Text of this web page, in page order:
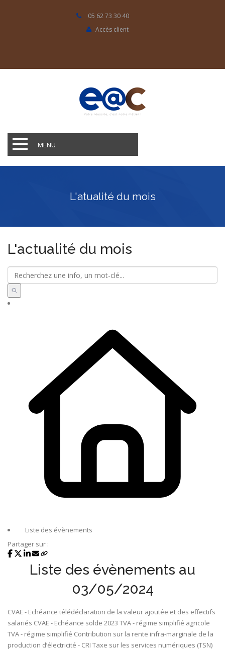
05 62 73 30 40
Accès client
MENU
L'atualité du mois
L'actualité du mois
Liste des évènements
Partager sur :
Liste des évènements au
03/05/2024
CVAE - Echéance télédéclaration de la valeur ajoutée et des effectifs
salariés CVAE - Echéance solde 2023 TVA - régime simplifié agricole
TVA - régime simplifié Contribution sur la rente infra-marginale de la
production d’électricité - CRI Taxe sur les services numériques (TSN)